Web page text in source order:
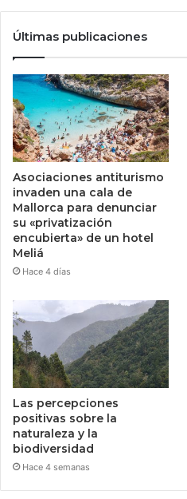
Últimas publicaciones
Asociaciones antiturismo
invaden una cala de
Mallorca para denunciar
su «privatización
encubierta» de un hotel
Meliá
Hace 4 días
Las percepciones
positivas sobre la
naturaleza y la
biodiversidad
Hace 4 semanas